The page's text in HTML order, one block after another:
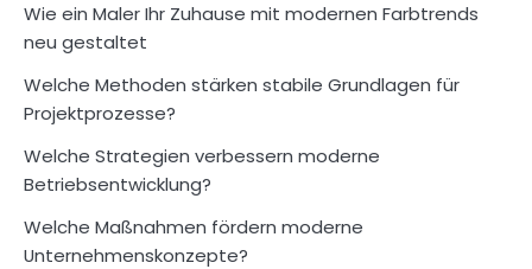
Wie ein Maler Ihr Zuhause mit modernen Farbtrends
neu gestaltet
Welche Methoden stärken stabile Grundlagen für
Projektprozesse?
Welche Strategien verbessern moderne
Betriebsentwicklung?
Welche Maßnahmen fördern moderne
Unternehmenskonzepte?